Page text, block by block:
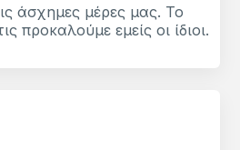
άσχημες μέρες μας. Το
προκαλούμε εμείς οι ίδιοι.